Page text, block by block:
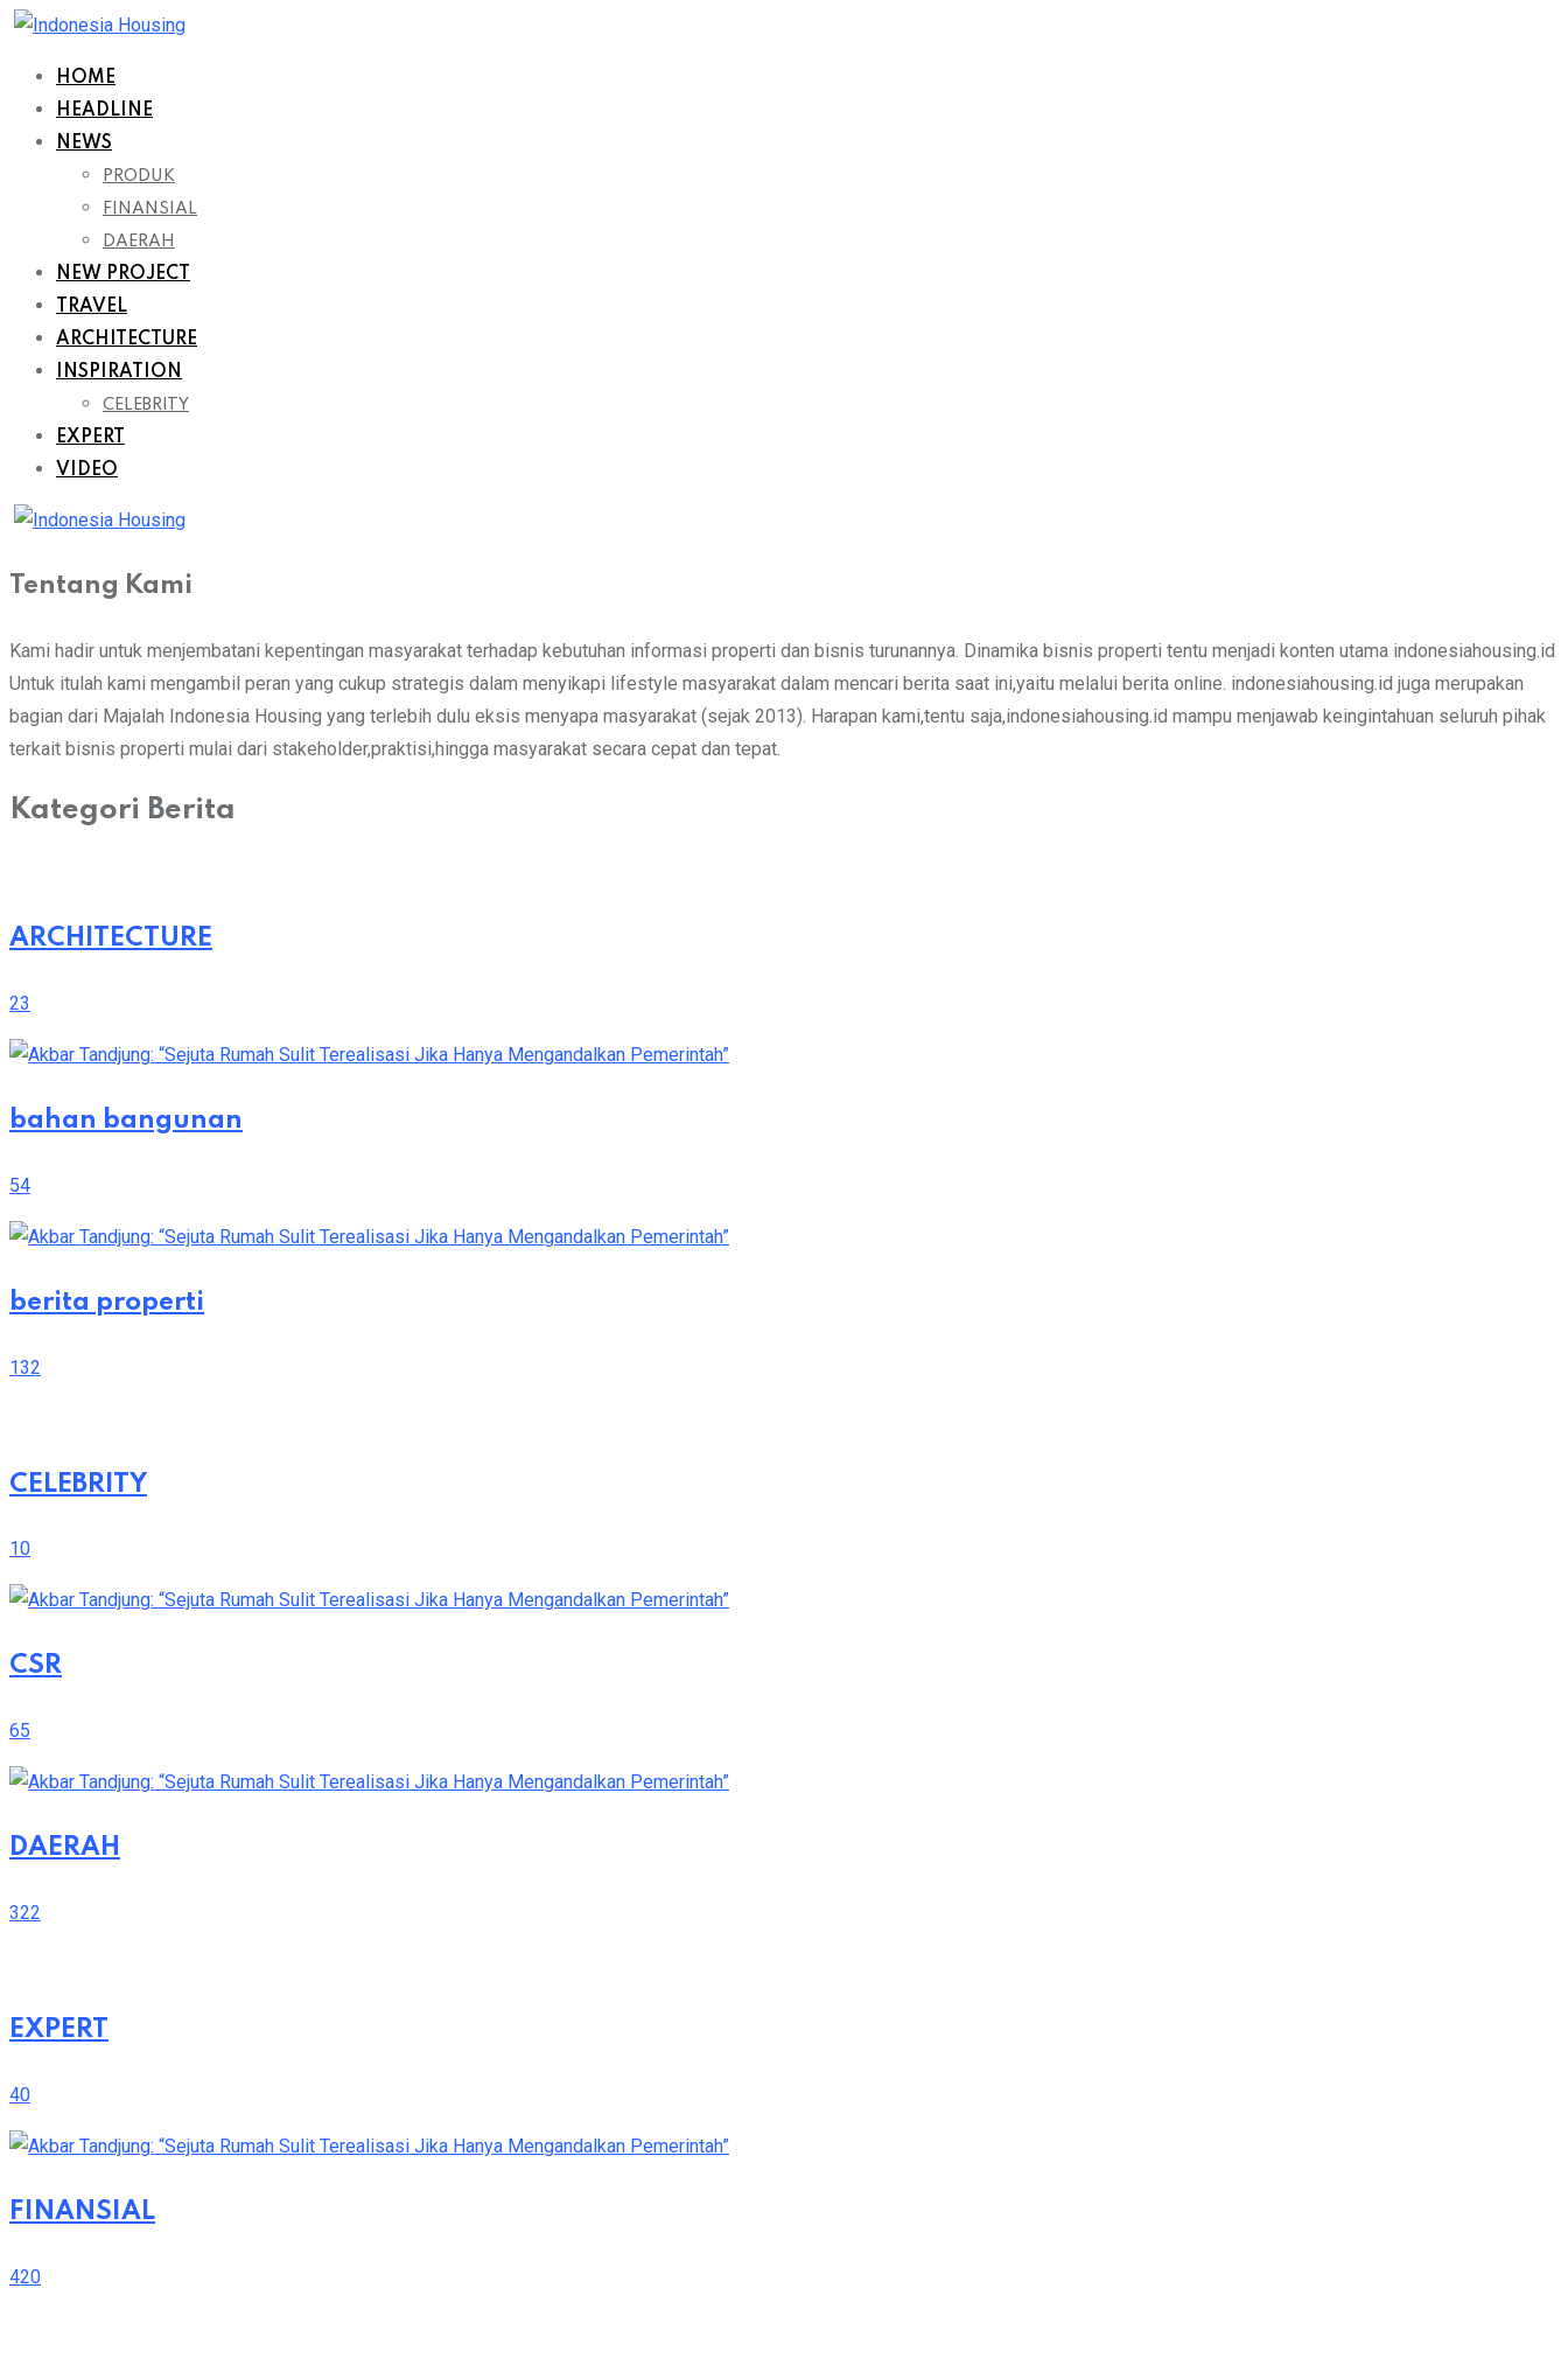
Skip
contentHOME
HEADLINE
NEWS
PRODUK
FINANSIAL
DAERAH
NEW PROJECT
TRAVEL
ARCHITECTURE
INSPIRATION
CELEBRITY
EXPERT
VIDEO
Tentang Kami
Kami hadir untuk menjembatani kepentingan masyarakat terhadap kebutuhan informasi properti dan bisnis turunannya. Dinamika bisnis properti tentu menjadi konten utama indonesiahousing.id
Untuk itulah kami mengambil peran yang cukup strategis dalam menyikapi lifestyle masyarakat dalam mencari berita saat ini,yaitu melalui berita online. indonesiahousing.id juga merupakan
bagian dari Majalah Indonesia Housing yang terlebih dulu eksis menyapa masyarakat (sejak 2013). Harapan kami,tentu saja,indonesiahousing.id mampu menjawab keingintahuan seluruh pihak
terkait bisnis properti mulai dari stakeholder,praktisi,hingga masyarakat secara cepat dan tepat.
Kategori Berita
ARCHITECTURE
23
bahan bangunan
54
berita properti
132
CELEBRITY
10
CSR
65
DAERAH
322
EXPERT
40
FINANSIAL
420